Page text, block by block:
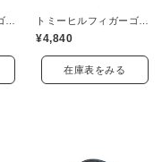
トミーヒルフィガーゴルフ(TOMMY HILFIGER GOLF) トミーヒルフィガーゴルフ(TOMMY HILFIGER GOLF)
¥4,840
在庫表をみる